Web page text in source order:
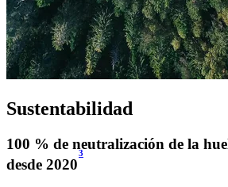
Sustentabilidad
100 % de neutralización de la
desde 2020
3